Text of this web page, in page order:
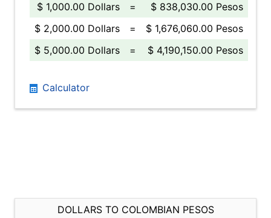
$ 1,000.00 Dollars
=
$ 838,030.00 Pesos
$ 2,000.00 Dollars
=
$ 1,676,060.00 Pesos
$ 5,000.00 Dollars
= $ 4,190,150.00 Pesos
Calculator
DOLLARS TO COLOMBIAN PESOS